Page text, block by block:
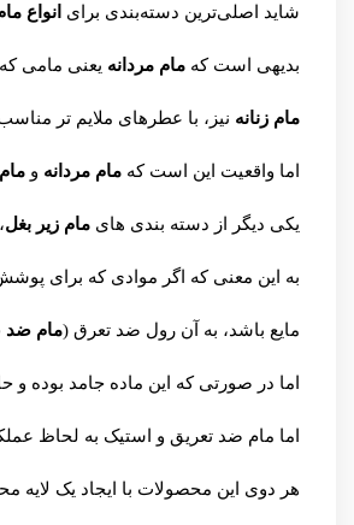
شاید اصلی‌ترین دسته‌بندی برای انواع
بدیهی است که مام مردانه یعنی مامی
مام زنانه نیز، با عطرهای ملایم تر
اما واقعیت این است که مام مردانه و
یکی دیگر از دسته بندی های مام زیر بغل
به این معنی که اگر موادی که برای
مایع باشد، به آن رول ضد تعرق (مام ضد
اما در صورتی که این ماده جامد بوده
اما مام ضد تعریق و استیک به لحاظ
هر دوی این محصولات با ایجاد یک